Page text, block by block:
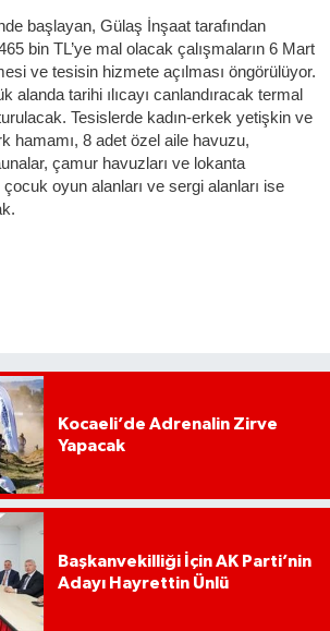
başlayan, Gülaş İnşaat tarafından
bin TL’ye mal olacak çalışmaların 6 Mart
ve tesisin hizmete açılması öngörülüyor.
alanda tarihi ılıcayı canlandıracak termal
Tesislerde kadın-erkek yetişkin ve
hamamı, 8 adet özel aile havuzu,
çamur havuzları ve lokanta
oyun alanları ve sergi alanları ise
Kocaeli’de Adrenalin Zirve
Yapacak
Başkanvekilliği İçin AK Parti’nin
Adayı Hayrettin Ünlü